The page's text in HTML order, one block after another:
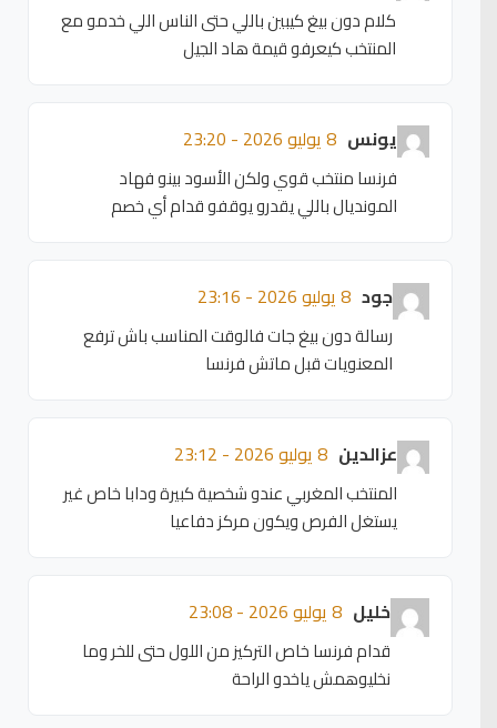
كلام دون بيغ كيبين باللي حتى الناس اللي خدمو مع
المنتخب كيعرفو قيمة هاد الجيل
يونس 8 يوليو 2026 - 23:20
فرنسا منتخب قوي ولكن الأسود بينو فهاد
المونديال باللي يقدرو يوقفو قدام أي خصم
جود 8 يوليو 2026 - 23:16
رسالة دون بيغ جات فالوقت المناسب باش ترفع
المعنويات قبل ماتش فرنسا
عزالدين 8 يوليو 2026 - 23:12
المنتخب المغربي عندو شخصية كبيرة ودابا خاص غير
يستغل الفرص ويكون مركز دفاعيا
خليل 8 يوليو 2026 - 23:08
قدام فرنسا خاص التركيز من اللول حتى للخر وما
نخليوهمش ياخدو الراحة